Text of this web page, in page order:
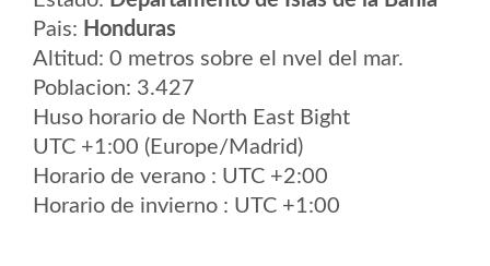
Pais: Honduras
Altitud: 0 metros sobre el nvel del mar.
Poblacion: 3.427
Huso horario de North East Bight
UTC +1:00 (Europe/Madrid)
Horario de verano : UTC +2:00
Horario de invierno : UTC +1:00